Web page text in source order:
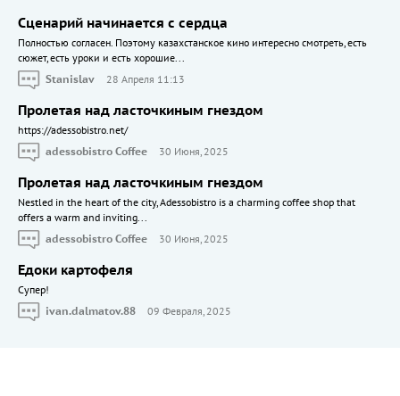
Сценарий начинается с сердца
Полностью согласен. Поэтому казахстанское кино интересно смотреть, есть
сюжет, есть уроки и есть хорошие...
Stanislav
28 Апреля 11:13
Пролетая над ласточкиным гнездом
https://adessobistro.net/
adessobistro Coffee
30 Июня, 2025
Пролетая над ласточкиным гнездом
Nestled in the heart of the city, Adessobistro is a charming coffee shop that
offers a warm and inviting...
adessobistro Coffee
30 Июня, 2025
Едоки картофеля
Cупер!
ivan.dalmatov.88
09 Февраля, 2025